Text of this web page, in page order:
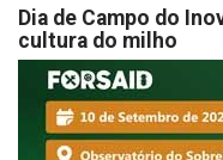
Dia de Campo do
cultura do milho